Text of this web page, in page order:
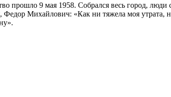
прошло 9 мая 1958. Собрался весь город,
Михайлович: «Как ни тяжела моя утрата,